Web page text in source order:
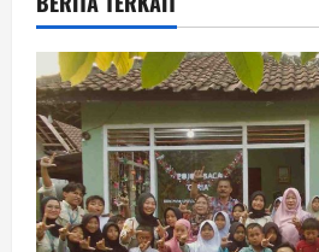
t
i
o
n